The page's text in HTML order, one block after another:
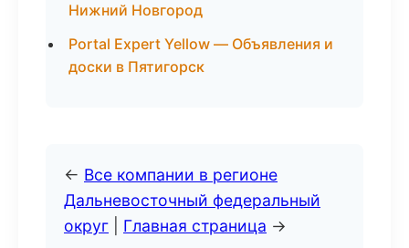
Нижний Новгород
Portal Expert Yellow — Объявления и
доски в Пятигорск
← Все компании в регионе
Дальневосточный федеральный
округ
Главная страница →